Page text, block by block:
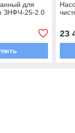
для
ЗНФЧ-25-2.0
23